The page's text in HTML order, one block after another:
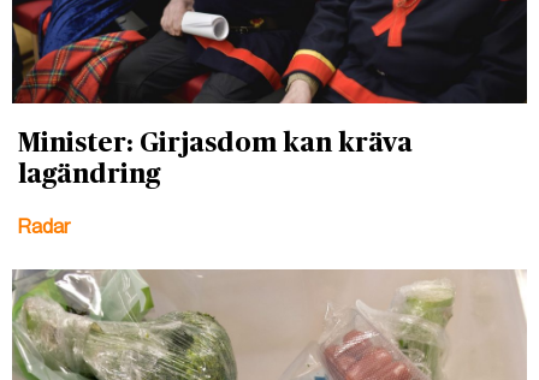
Minister: Girjasdom kan kräva
lagändring
Radar